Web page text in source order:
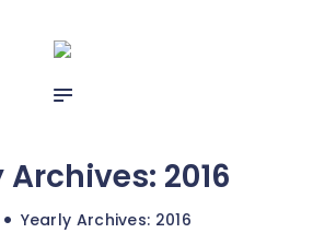
2016
Yearly Archives: 2016
DES